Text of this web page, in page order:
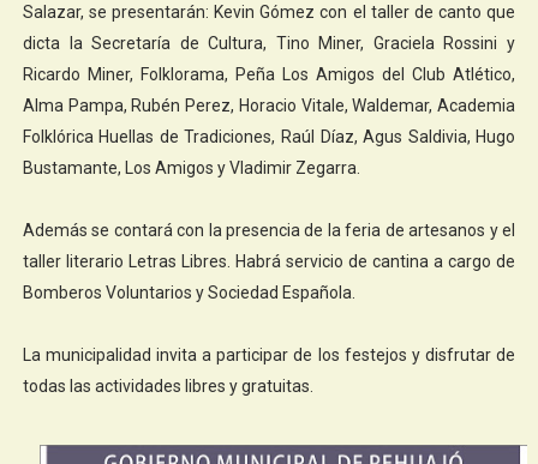
Salazar, se presentarán: Kevin Gómez con el taller de canto que
dicta la Secretaría de Cultura, Tino Miner, Graciela Rossini y
Ricardo Miner, Folklorama, Peña Los Amigos del Club Atlético,
Alma Pampa, Rubén Perez, Horacio Vitale, Waldemar, Academia
Folklórica Huellas de Tradiciones, Raúl Díaz, Agus Saldivia, Hugo
Bustamante, Los Amigos y Vladimir Zegarra.
Además se contará con la presencia de la feria de artesanos y el
taller literario Letras Libres. Habrá servicio de cantina a cargo de
Bomberos Voluntarios y Sociedad Española.
La municipalidad invita a participar de los festejos y disfrutar de
todas las actividades libres y gratuitas.